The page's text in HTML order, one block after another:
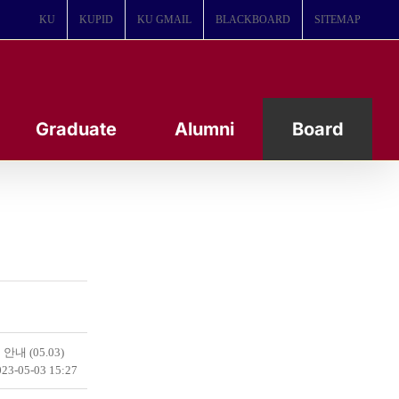
KU KUPID KU GMAIL BLACKBOARD SITEMAP
Graduate Alumni Board
안내 (05.03)
05-03 15:27